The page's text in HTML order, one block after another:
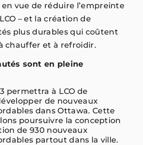
vue de réduire l’empreinte
– et la création de
plus durables qui coûtent
chauffer et à refroidir.
sont en pleine
permettra à LCO de
de nouveaux
dans Ottawa. Cette
poursuivre la conception
de 930 nouveaux
partout dans la ville.